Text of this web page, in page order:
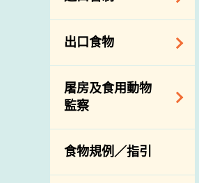
食物安全重點控制
系統
基因改造食物
資料
食物安全之風險評
估
食物事故應變及管
理
會
消費者聯繫小組
食物進口商和食物
分銷商登記制度
絡內地有關當局
進口食物管制
口檢驗
出口食物
出口驗證
出口食物往內地
出口商及業界的消
息
屠房及食用動物
監察
規管農業化學物及
獸醫藥物在食用動
物上的使用
食物規例／指引